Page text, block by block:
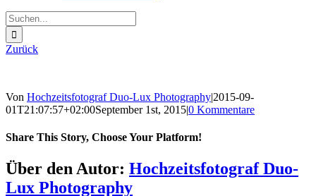
Suche
nach:
Zurück
Von Hochzeitsfotograf Duo-Lux Photography|2015-09-
01T21:07:57+02:00September 1st, 2015|0 Kommentare
Share This Story, Choose Your Platform!
Sharing_facebook
Sharing_twitter
Sharing_reddit
Über den Autor: Hochzeitsfotograf Duo-
Lux Photography